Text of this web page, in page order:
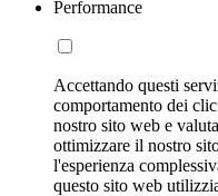
Performance
Accettando questi
comportamento dei
nostro sito web e
ottimizzare il nostro
l'esperienza
questo sito web